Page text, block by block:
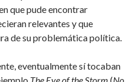
que pude encontrar
relevantes y que
de su problemática política.
eventualmente sí tocaban